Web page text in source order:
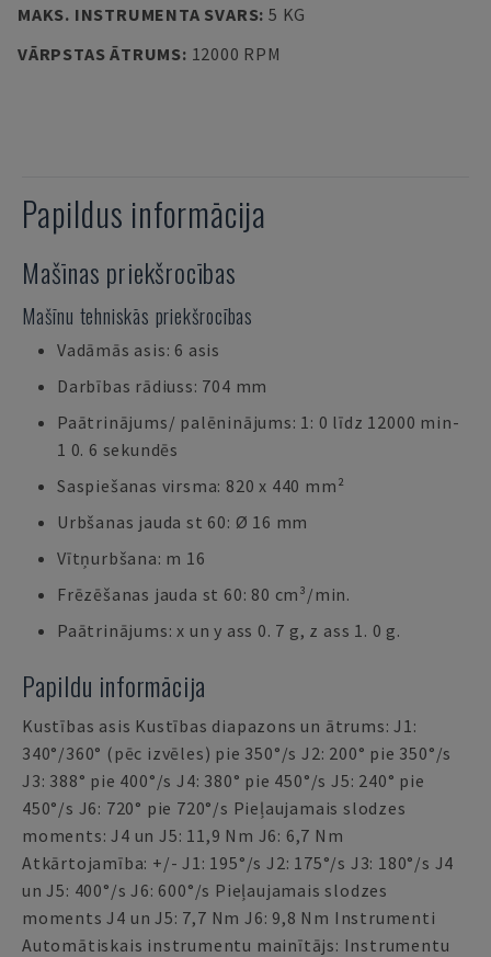
MAKS. INSTRUMENTA SVARS: 5 KG
VĀRPSTAS ĀTRUMS: 12000 RPM
Papildus informācija
Mašīnas priekšrocības
Mašīnu tehniskās priekšrocības
Vadāmās asis: 6 asis
Darbības rādiuss: 704 mm
Paātrinājums/ palēninājums: 1: 0 līdz 12000 min-
1 0. 6 sekundēs
Saspiešanas virsma: 820 x 440 mm²
Urbšanas jauda st 60: Ø 16 mm
Vītņurbšana: m 16
Frēzēšanas jauda st 60: 80 cm³/min.
Paātrinājums: x un y ass 0. 7 g, z ass 1. 0 g.
Papildu informācija
Kustības asis Kustības diapazons un ātrums: J1:
340°/360° (pēc izvēles) pie 350°/s J2: 200° pie 350°/s
J3: 388° pie 400°/s J4: 380° pie 450°/s J5: 240° pie
450°/s J6: 720° pie 720°/s Pieļaujamais slodzes
moments: J4 un J5: 11,9 Nm J6: 6,7 Nm
Atkārtojamība: +/- J1: 195°/s J2: 175°/s J3: 180°/s J4
un J5: 400°/s J6: 600°/s Pieļaujamais slodzes
moments J4 un J5: 7,7 Nm J6: 9,8 Nm Instrumenti
Automātiskais instrumentu mainītājs: Instrumentu